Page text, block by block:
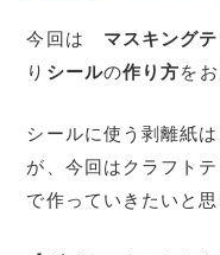
今回は マスキング
り シールの作り方を
シールに使う剥離紙
が、今回はクラフト
で作っていきたいと思